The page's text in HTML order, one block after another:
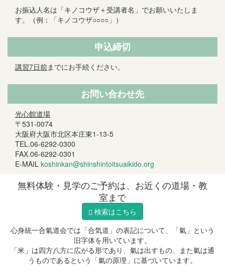
お振込人名は「キノコウザ＋受講者名」でお願いいたしま
す。（例：「キノコウザ○○○○」）
申込締切
講習7日前までにお手続ください。
お問い合わせ先
光心館道場
〒531-0074
大阪府大阪市北区本庄東1-13-5
TEL.06-6292-0300
FAX.06-6292-0301
E-MAIL koshinkan@shinshintoitsuaikido.org
無料体験・見学のご予約は、お近くの道場・教
室まで
検索はこちら
心身統一合氣道会では「合気道」の表記について、「氣」という
旧字体を用いています。
「米」は四方八方に広がる形であり、氣は出すもの、また氣は通
うものであるという「氣の原理」に基づいています。